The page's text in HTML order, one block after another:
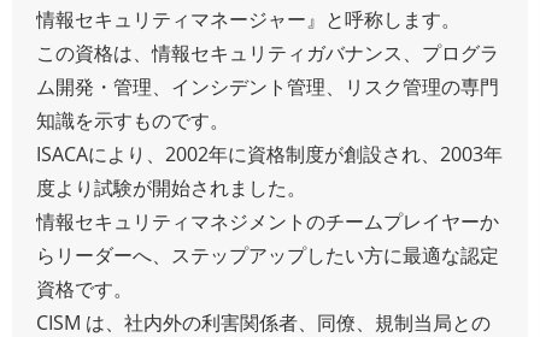
情報セキュリティマネージャー』と呼称します。
この資格は、情報セキュリティガバナンス、プログラ
ム開発・管理、インシデント管理、リスク管理の専門
知識を示すものです。
ISACAにより、2002年に資格制度が創設され、2003年
度より試験が開始されました。
情報セキュリティマネジメントのチームプレイヤーか
らリーダーへ、ステップアップしたい方に最適な認定
資格です。
CISM は、社内外の利害関係者、同僚、規制当局との